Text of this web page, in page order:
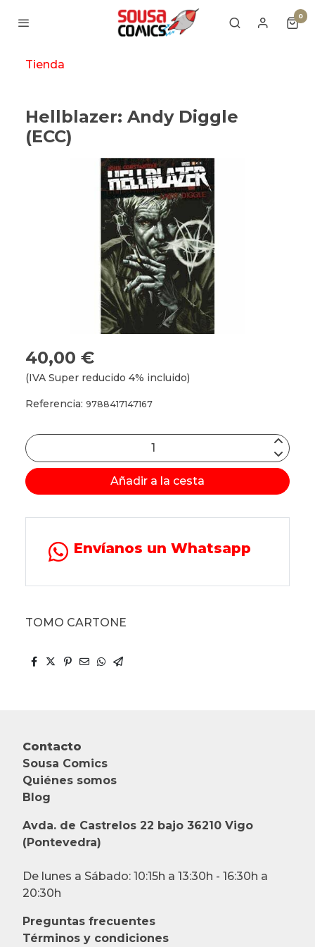
0
Tienda
Hellblazer: Andy Diggle
(ECC)
40,00 €
(IVA Super reducido 4% incluido)
Referencia: 9788417147167
Añadir a la cesta
Envíanos un Whatsapp
TOMO CARTONE
Contacto
Sousa Comics
Quiénes somos
Blog
Avda. de Castrelos 22 bajo 36210 Vigo
(Pontevedra)
De lunes a Sábado: 10:15h a 13:30h - 16:30h a
20:30h
Preguntas frecuentes
Términos y condiciones